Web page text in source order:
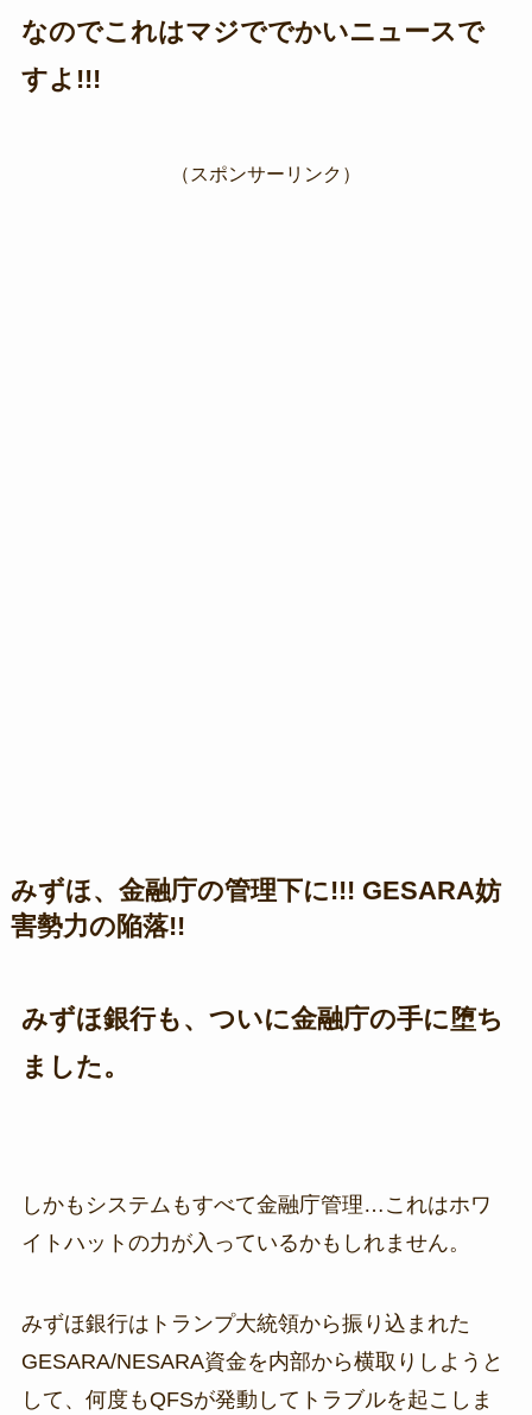
なのでこれはマジででかいニュースで
すよ!!!
（スポンサーリンク）
みずほ、金融庁の管理下に!!! GESARA妨
害勢力の陥落!!
みずほ銀行も、ついに金融庁の手に堕ち
ました。
しかもシステムもすべて金融庁管理…これはホワ
イトハットの力が入っているかもしれません。
みずほ銀行はトランプ大統領から振り込まれた
GESARA/NESARA資金を内部から横取りしようと
して、何度もQFSが発動してトラブルを起こしま